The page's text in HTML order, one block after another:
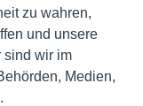
zu wahren,
und unsere
sind wir im
Medien,